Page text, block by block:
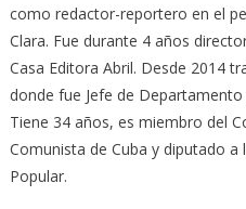
como redactor-reportero en el
Clara. Fue durante 4 años
Casa Editora Abril. Desde 2014
donde fue Jefe de
Tiene 34 años, es miembro del
Comunista de Cuba y diputado
Popular.